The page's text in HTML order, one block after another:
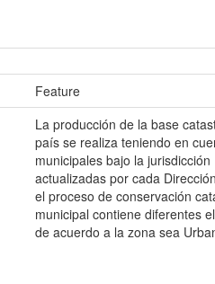
Feature
La producción de la base
país se realiza teniendo en
municipales bajo la
actualizadas por cada
el proceso de conservación
municipal contiene diferentes
de acuerdo a la zona sea